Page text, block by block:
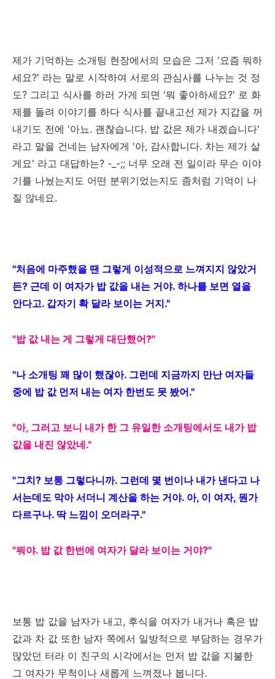
제가 기억하는 소개팅 현장에서의 모습은 그저 '요즘 뭐하
세요?' 라는 말로 시작하여 서로의 관심사를 나누는 것 정
도? 그리고 식사를 하러 가게 되면 '뭐 좋아하세요?' 로 화
제를 돌려 이야기를 하다 식사를 끝내고선 제가 지갑을 꺼
내기도 전에 '아뇨. 괜찮습니다. 밥 값은 제가 내겠습니다'
라고 말을 건네는 남자에게 '아, 감사합니다. 차는 제가 살
게요' 라고 대답하는? -_-;; 너무 오래 전 일이라 무슨 이야
기를 나눴는지도 어떤 분위기었는지도 좀처럼 기억이 나
질 않네요.
"처음에 마주했을 땐 그렇게 이성적으로 느껴지지 않았거
든? 근데 이 여자가 밥 값을 내는 거야. 하나를 보면 열을
안다고. 갑자기 확 달라 보이는 거지."
"밥 값 내는 게 그렇게 대단했어?"
"나 소개팅 꽤 많이 했잖아. 그런데 지금까지 만난 여자들
중에 밥 값 먼저 내는 여자 한번도 못 봤어."
"아, 그러고 보니 내가 한 그 유일한 소개팅에서도 내가 밥
값을 내진 않았네."
"그치? 보통 그렇다니까. 그런데 몇 번이나 내가 낸다고 나
서는데도 막아 서더니 계산을 하는 거야. 아, 이 여자, 뭔가
다르구나. 딱 느낌이 오더라구."
"뭐야. 밥 값 한번에 여자가 달라 보이는 거야?"
보통 밥 값을 남자가 내고, 후식을 여자가 내거나 혹은 밥
값과 차 값 또한 남자 쪽에서 일방적으로 부담하는 경우가
많았던 터라 이 친구의 시각에서는 먼저 밥 값을 지불한
그 여자가 무척이나 새롭게 느껴졌나 봅니다.